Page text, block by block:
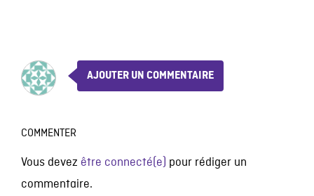
AJOUTER UN COMMENTAIRE
COMMENTER
Vous devez être connecté(e) pour rédiger un
commentaire.